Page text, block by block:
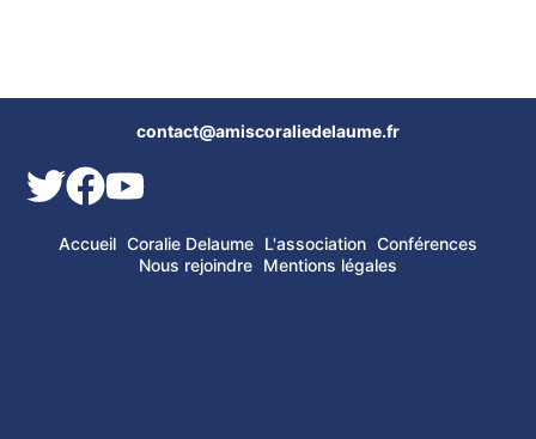
contact@amiscoraliedelaume.fr
Accueil Coralie Delaume L'association Conférences
Nous rejoindre Mentions légales